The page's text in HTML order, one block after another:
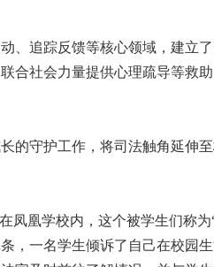
追踪反馈等核心领域，建立了
合社会力量提供心理疏导等救
守护工作，将司法触角延伸
凰学校内，这个被学生们称为
，一名学生倾诉了自己在校园